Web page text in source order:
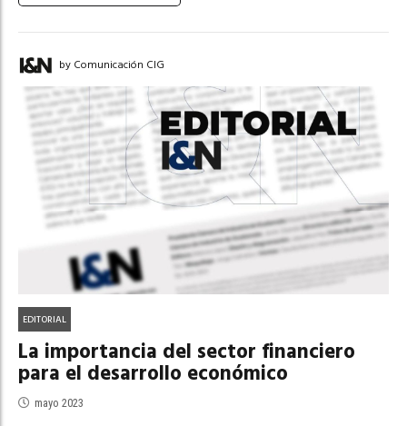
by Comunicación CIG
EDITORIAL
La importancia del sector financiero
para el desarrollo económico
mayo 2023